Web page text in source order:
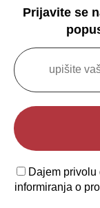
Prijavite se
Dajem privolu
informiranja o